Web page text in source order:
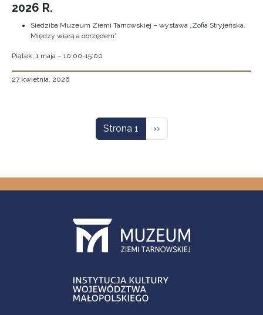
2026 R.
Siedziba Muzeum Ziemi Tarnowskiej – wystawa „Zofia Stryjeńska.
Między wiarą a obrzędem”
Piątek, 1 maja – 10:00-15:00
27 kwietnia, 2026
Strona 1 Następna strona
››